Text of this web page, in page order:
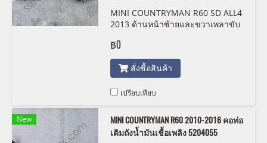
านข้าง 9809177 9809180
MINI COUNTRYMAN R60 SD ALL4
2013 ด้านหน้าซ้ายและขวาเพลาขับ
฿0
สั่งซื้อสินค้า
เปรียบเทียบ
New
MINI COUNTRYMAN R60 2010-2016 คอท่อ
เติมถังน้ำมันเชื้อเพลิง 5204055